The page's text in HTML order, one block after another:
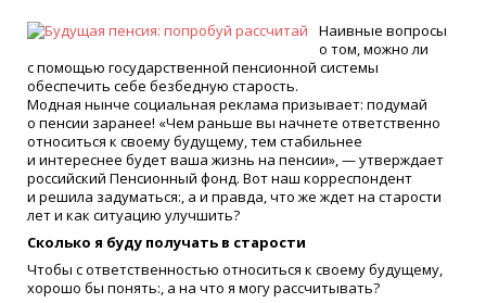
Наивные вопросы
о том, можно ли
с помощью государственной пенсионной системы
обеспечить себе безбедную старость.
Модная нынче социальная реклама призывает: подумай
о пенсии заранее! «Чем раньше вы начнете ответственно
относиться к своему будущему, тем стабильнее
и интереснее будет ваша жизнь на пенсии», — утверждает
российский Пенсионный фонд. Вот наш корреспондент
и решила задуматься:, а и правда, что же ждет на старости
лет и как ситуацию улучшить?
Сколько я буду получать в старости
Чтобы с ответственностью относиться к своему будущему,
хорошо бы понять:, а на что я могу рассчитывать?